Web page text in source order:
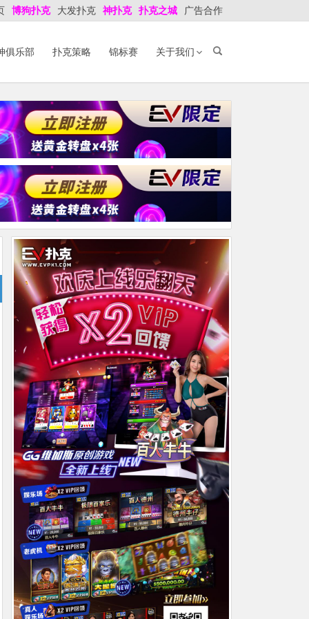
博狗扑克 大发扑克 神扑克 扑克之城 广告合作
俱乐部 扑克策略 锦标赛 关于我们